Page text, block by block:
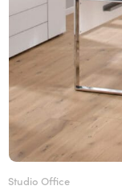
Studio Office